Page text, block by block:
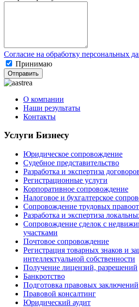
Согласие на обработку персональных
Принимаю
Отправить
О компании
Наши результаты
Контакты
Услуги Бизнесу
Юридическое сопровождение
Судебное представительство
Разработка и экспертиза
Регистрационные услуги
Корпоративное сопровождение
Налоговое и бухгалтерское
Сопровождение трудовых
Разработка и экспертиза
Сопровождение сделок с
участками
Почтовое сопровождение
Регистрация товарных знаков и
интеллектуальной собственности
Получение лицензий, разрешений
Банкротство
Подготовка правовых заключений
Правовой консалтинг
Юридический аудит